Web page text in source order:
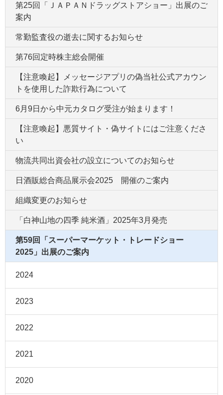
第25回「ＪＡＰＡＮドラッグストアショー」出展のご
案内
常勤監査役の逝去に関するお知らせ
第76回定時株主総会開催
【注意喚起】メッセージアプリの偽当社公式アカウン
トを使用した詐欺行為について
6月9日から中元カタログ受注が始まります！
【注意喚起】悪質サイト・偽サイトにはご注意くださ
い
物流共同出資会社の設立についてのお知らせ
日酒販総合商品展示会2025 開催のご案内
組織変更のお知らせ
「白神山地の四季 純米酒」2025年3月発売
第59回「スーパーマーケット・トレードショー
2025」出展のご案内
2024
2023
2022
2021
2020